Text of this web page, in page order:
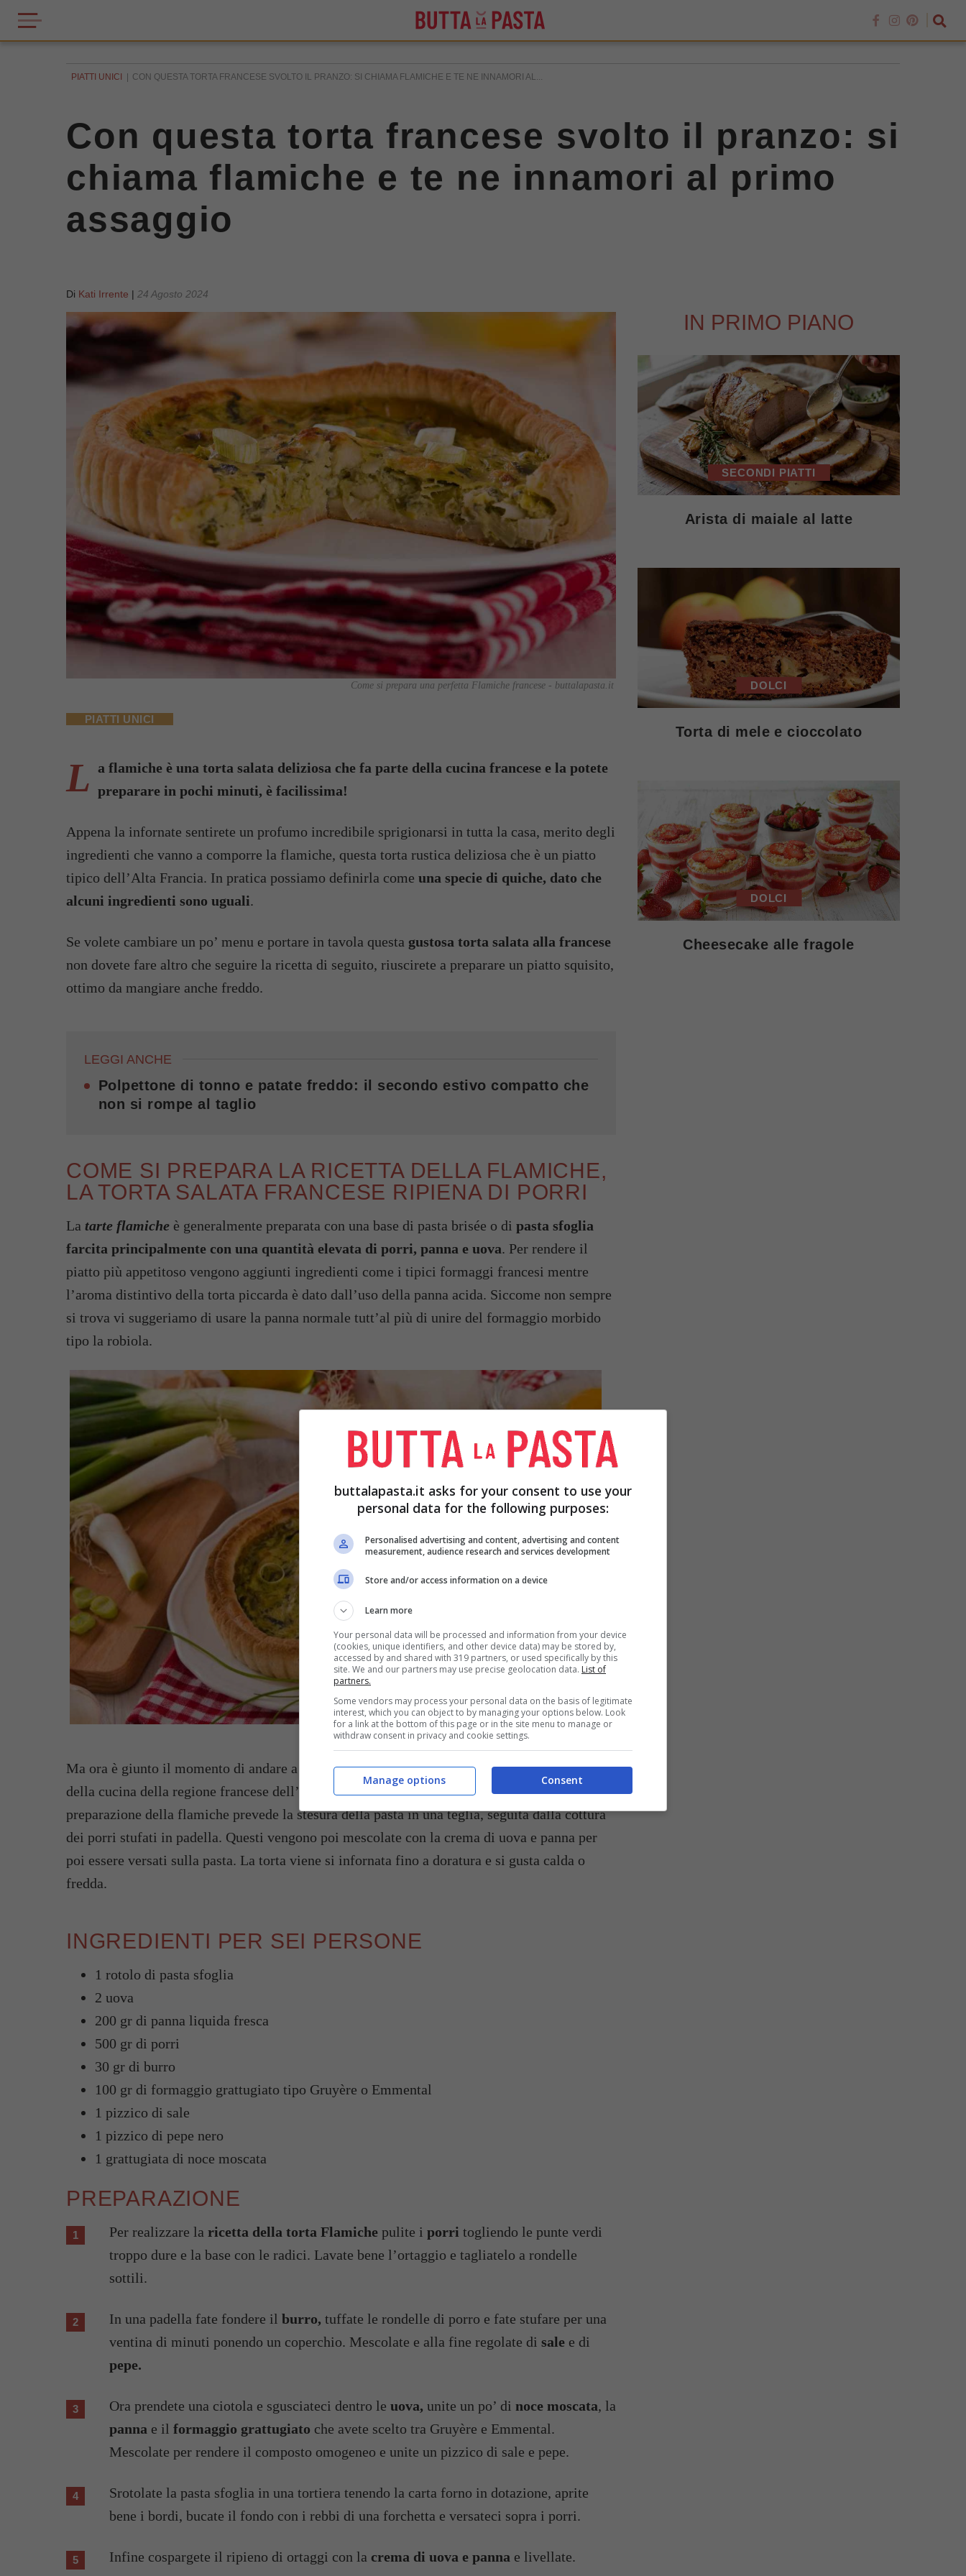
PIATTI UNICI CON QUESTA TORTA FRANCESE SVOLTO IL PRANZO: SI CHIAMA FLAMICHE E TE NE INNAMORI AL...
Con questa torta francese svolto il pranzo: si
chiama flamiche e te ne innamori al primo
assaggio
Di Kati Irrente | 24 Agosto 2024
Come si prepara una perfetta Flamiche francese - buttalapasta.it
PIATTI UNICI
L a flamiche è una torta salata deliziosa che fa parte della cucina francese e la potete
preparare in pochi minuti, è facilissima!
Appena la infornate sentirete un profumo incredibile sprigionarsi in tutta la casa, merito degli
ingredienti che vanno a comporre la flamiche, questa torta rustica deliziosa che è un piatto
tipico dell’Alta Francia. In pratica possiamo definirla come una specie di quiche, dato che
alcuni ingredienti sono uguali.
Se volete cambiare un po’ menu e portare in tavola questa gustosa torta salata alla francese
non dovete fare altro che seguire la ricetta di seguito, riuscirete a preparare un piatto squisito,
ottimo da mangiare anche freddo.
LEGGI ANCHE
Polpettone di tonno e patate freddo: il secondo estivo compatto che
non si rompe al taglio
COME SI PREPARA LA RICETTA DELLA FLAMICHE,
LA TORTA SALATA FRANCESE RIPIENA DI PORRI
La tarte flamiche è generalmente preparata con una base di pasta brisée o di pasta sfoglia
farcita principalmente con una quantità elevata di porri, panna e uova. Per rendere il
piatto più appetitoso vengono aggiunti ingredienti come i tipici formaggi francesi mentre
l’aroma distintivo della torta piccarda è dato dall’uso della panna acida. Siccome non sempre
si trova vi suggeriamo di usare la panna normale tutt’al più di unire del formaggio morbido
tipo la robiola.
La torta francese con ricco ripieno di porri e panna – buttalapasta.it
Ma ora è giunto il momento di andare a scoprire la ricetta della tarte flamiche, il piatto tipico
della cucina della regione francese dell’Alta Francia, in particolare della Piccardia. La
preparazione della flamiche prevede la stesura della pasta in una teglia, seguita dalla cottura
dei porri stufati in padella. Questi vengono poi mescolate con la crema di uova e panna per
poi essere versati sulla pasta. La torta viene si infornata fino a doratura e si gusta calda o
fredda.
INGREDIENTI PER SEI PERSONE
1 rotolo di pasta sfoglia
2 uova
200 gr di panna liquida fresca
500 gr di porri
30 gr di burro
100 gr di formaggio grattugiato tipo Gruyère o Emmental
1 pizzico di sale
1 pizzico di pepe nero
1 grattugiata di noce moscata
PREPARAZIONE
Per realizzare la ricetta della torta Flamiche pulite i porri togliendo le punte verdi
troppo dure e la base con le radici. Lavate bene l’ortaggio e tagliatelo a rondelle
sottili.
In una padella fate fondere il burro, tuffate le rondelle di porro e fate stufare per una
ventina di minuti ponendo un coperchio. Mescolate e alla fine regolate di sale e di
pepe.
Ora prendete una ciotola e sgusciateci dentro le uova, unite un po’ di noce moscata, la
panna e il formaggio grattugiato che avete scelto tra Gruyère e Emmental.
Mescolate per rendere il composto omogeneo e unite un pizzico di sale e pepe.
Srotolate la pasta sfoglia in una tortiera tenendo la carta forno in dotazione, aprite
bene i bordi, bucate il fondo con i rebbi di una forchetta e versateci sopra i porri.
Infine cospargete il ripieno di ortaggi con la crema di uova e panna e livellate.
IN PRIMO PIANO
SECONDI PIATTI
Arista di maiale al latte
DOLCI
Torta di mele e cioccolato
DOLCI
Cheesecake alle fragole
buttalapasta.it asks for your consent to use your
personal data for the following purposes:
Personalised advertising and content, advertising and content
measurement, audience research and services development
Store and/or access information on a device
Learn more
Your personal data will be processed and information from your device
(cookies, unique identifiers, and other device data) may be stored by,
accessed by and shared with 319 partners, or used specifically by this
site. We and our partners may use precise geolocation data. List of
partners.
Some vendors may process your personal data on the basis of legitimate
interest, which you can object to by managing your options below. Look
for a link at the bottom of this page or in the site menu to manage or
withdraw consent in privacy and cookie settings.
Consent
Manage options